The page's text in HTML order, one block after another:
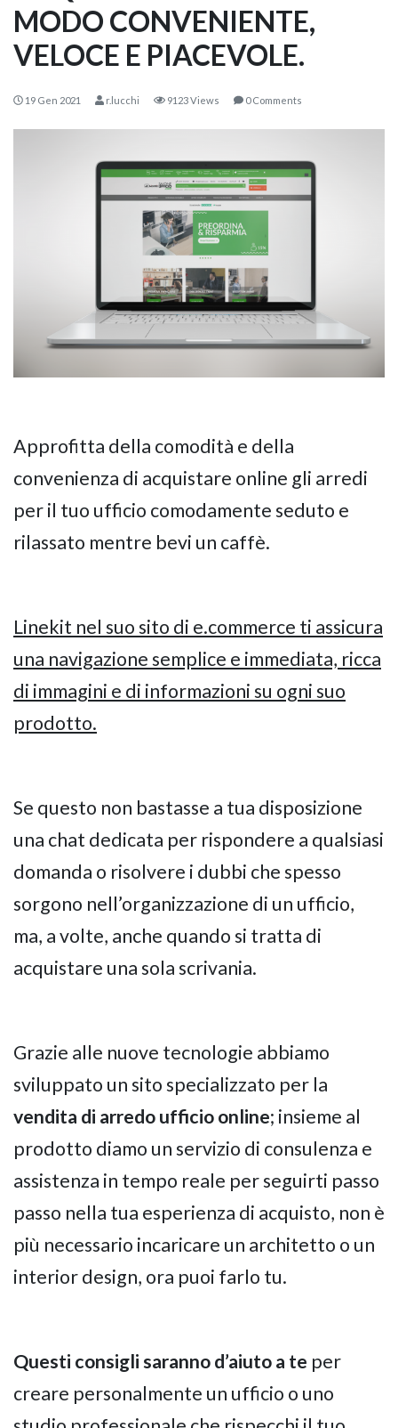
MODO CONVENIENTE,
VELOCE E PIACEVOLE.
19 Gen 2021 r.lucchi 9123 Views 0 Comments
Approfitta della comodità e della
convenienza di acquistare online gli arredi
per il tuo ufficio comodamente seduto e
rilassato mentre bevi un caffè.
Linekit nel suo sito di e.commerce ti assicura
una navigazione semplice e immediata, ricca
di immagini e di informazioni su ogni suo
prodotto.
Se questo non bastasse a tua disposizione
una chat dedicata per rispondere a qualsiasi
domanda o risolvere i dubbi che spesso
sorgono nell’organizzazione di un ufficio,
ma, a volte, anche quando si tratta di
acquistare una sola scrivania.
Grazie alle nuove tecnologie abbiamo
sviluppato un sito specializzato per la
vendita di arredo ufficio online; insieme al
prodotto diamo un servizio di consulenza e
assistenza in tempo reale per seguirti passo
passo nella tua esperienza di acquisto, non è
più necessario incaricare un architetto o un
interior design, ora puoi farlo tu.
Questi consigli saranno d’aiuto a te per
creare personalmente un ufficio o uno